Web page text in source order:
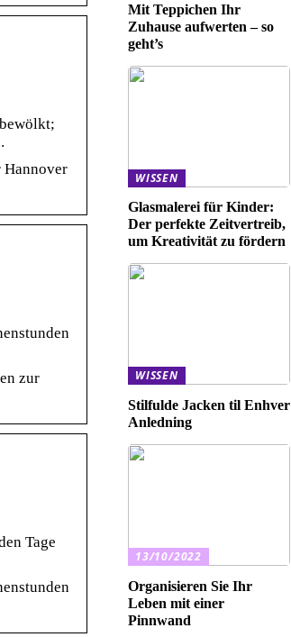
Hannover
zur
Tage
Mit Teppichen Ihr
Zuhause aufwerten – so
geht’s
WISSEN
Glasmalerei für Kinder:
Der perfekte Zeitvertreib,
um Kreativität zu fördern
WISSEN
Stilfulde Jacken til Enhver
Anledning
13/10/2022
Organisieren Sie Ihr
Leben mit einer
Pinnwand